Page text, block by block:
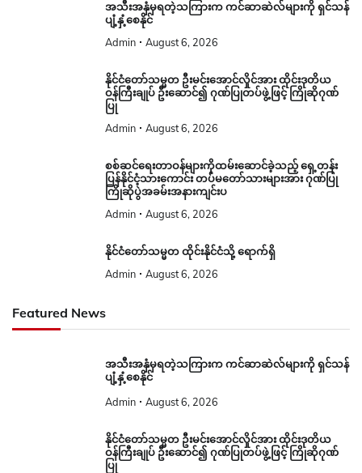
အသီးအနှံမှရတဲ့သကြားက ကင်ဆာဆဲလ်များကို ရှင်သန်
ပျံ့နှံ့စေနိုင်
Admin August 6, 2026
နိုင်ငံတော်သမ္မတ ဦးမင်းအောင်လှိုင်အား ထိုင်းဒုတိယ
ဝန်ကြီးချုပ် ဦးဆောင်၍ ဂုဏ်ပြုတပ်ဖွဲ့ဖြင့် ကြိုဆိုဂုဏ်
ပြု
Admin August 6, 2026
စစ်ဆင်ရေးတာဝန်များကိုထမ်းဆောင်ခဲ့သည့် ရှေ့တန်း
ပြန်နိုင်ငံ့သားကောင်း တပ်မတော်သားများအား ဂုဏ်ပြု
ကြိုဆိုပွဲအခမ်းအနားကျင်းပ
Admin August 6, 2026
နိုင်ငံတော်သမ္မတ ထိုင်းနိုင်ငံသို့ ရောက်ရှိ
Admin August 6, 2026
Featured News
အသီးအနှံမှရတဲ့သကြားက ကင်ဆာဆဲလ်များကို ရှင်သန်
ပျံ့နှံ့စေနိုင်
Admin August 6, 2026
နိုင်ငံတော်သမ္မတ ဦးမင်းအောင်လှိုင်အား ထိုင်းဒုတိယ
ဝန်ကြီးချုပ် ဦးဆောင်၍ ဂုဏ်ပြုတပ်ဖွဲ့ဖြင့် ကြိုဆိုဂုဏ်
ပြု